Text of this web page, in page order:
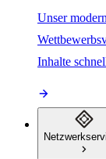
Unser
Inhalte